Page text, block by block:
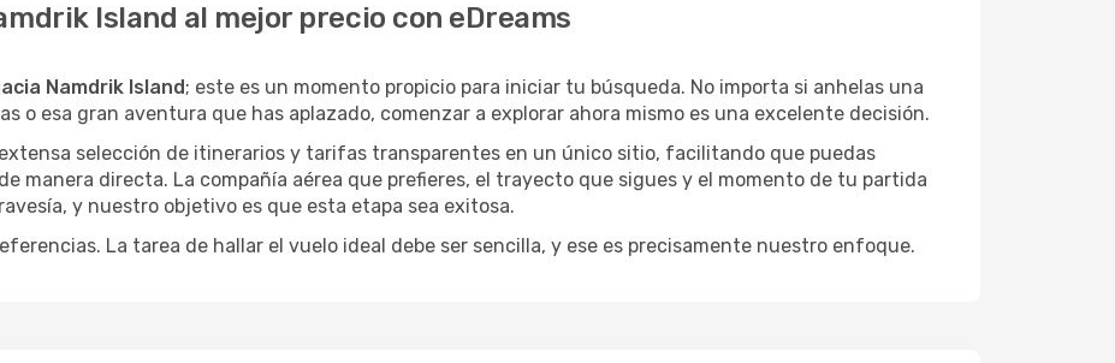
Island al mejor precio con eDreams
Namdrik Island; este es un momento propicio para iniciar tu búsqueda. No importa si anhelas una
o esa gran aventura que has aplazado, comenzar a explorar ahora mismo es una excelente decisión.
selección de itinerarios y tarifas transparentes en un único sitio, facilitando que puedas
de manera directa. La compañía aérea que prefieres, el trayecto que sigues y el momento de tu partida
y nuestro objetivo es que esta etapa sea exitosa.
La tarea de hallar el vuelo ideal debe ser sencilla, y ese es precisamente nuestro enfoque.